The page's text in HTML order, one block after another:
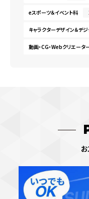
eスポーツ＆イベント科
キャラクターデザイン＆デ
動画・CG・Webクリエータ